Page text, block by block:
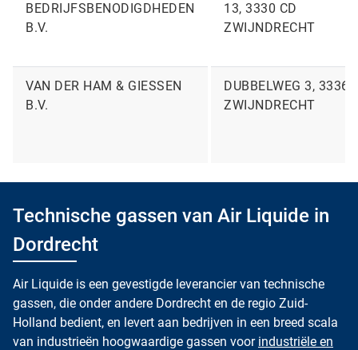
BEDRIJFSBENODIGDHEDEN
B.V.
13, 3330 CD
ZWIJNDRECHT
VAN DER HAM & GIESSEN
B.V.
DUBBELWEG 3, 3336
ZWIJNDRECHT
Technische gassen van Air Liquide in
Dordrecht
Air Liquide is een gevestigde leverancier van technische
gassen, die onder andere Dordrecht en de regio Zuid-
Holland bedient, en levert aan bedrijven in een breed scala
van industrieën hoogwaardige gassen voor industriële en